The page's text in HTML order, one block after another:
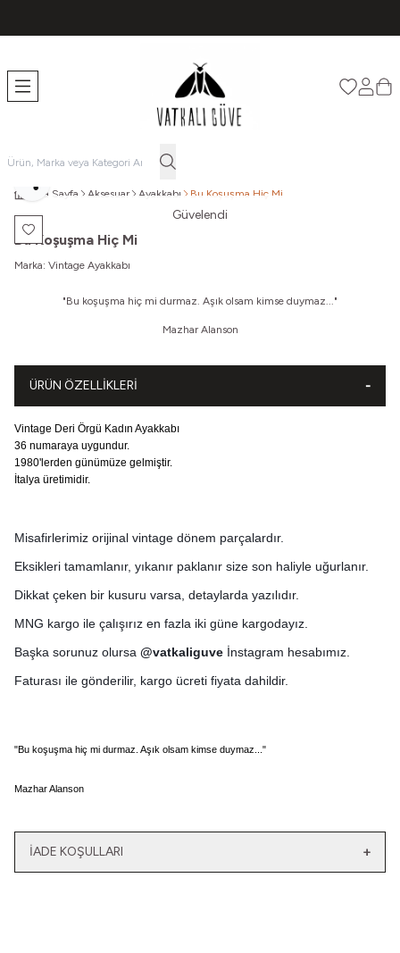
Favorilerim
Ana Sayfa Aksesuar Ayakkabı Bu Koşuşma Hiç Mi
Güvelendi
Favoriye Ekle
Paylaş
Bu Koşuşma Hiç Mi
Marka: Vintage Ayakkabı
"Bu koşuşma hiç mi durmaz. Aşık olsam kimse duymaz..."
Mazhar Alanson
ÜRÜN ÖZELLIKLERI
Vintage Deri Örgü Kadın Ayakkabı
36 numaraya uygundur.
1980'lerden günümüze gelmiştir.
İtalya üretimidir.
Misafirlerimiz orijinal vintage dönem parçalardır.
Eksikleri tamamlanır, yıkanır paklanır size son haliyle uğurlanır.
Dikkat çeken bir kusuru varsa, detaylarda yazılıdır.
MNG kargo ile çalışırız en fazla iki güne kargodayız.
Başka sorunuz olursa @vatkaliguve İnstagram hesabımız.
Faturası ile gönderilir, kargo ücreti fiyata dahildir.
"Bu koşuşma hiç mi durmaz. Aşık olsam kimse duymaz..."
Mazhar Alanson
İADE KOŞULLARI